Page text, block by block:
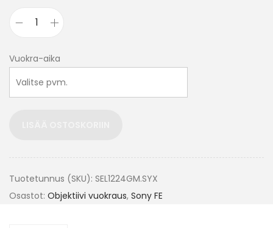
Vuokra-aika
Tuotetunnus (SKU): SEL1224GM.SYX
Osastot: Objektiivi vuokraus, Sony FE